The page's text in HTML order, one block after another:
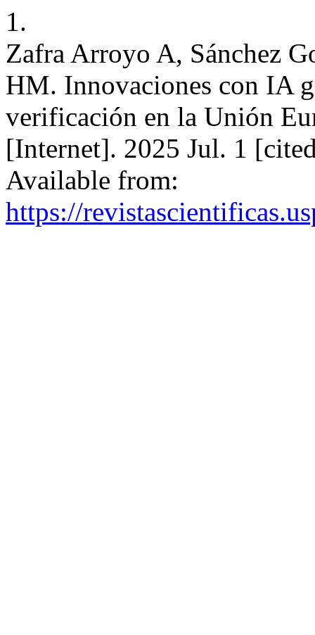
1.
Zafra Arroyo A, Sánchez
HM. Innovaciones con IA
verificación en la Unión
[Internet]. 2025 Jul. 1
Available from:
https://